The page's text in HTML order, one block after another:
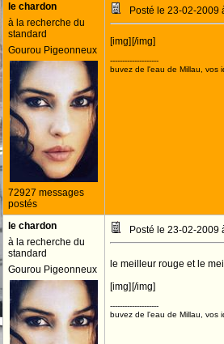
le chardon
à la recherche du
standard
Gourou Pigeonneux
72927 messages
postés
Posté le 23-02-2009
[img] [/img]
--------------------
buvez de l'eau de Millau, vos
le chardon
à la recherche du
standard
Gourou Pigeonneux
Posté le 23-02-2009
le meilleur rouge et le
[img] [/img]
--------------------
buvez de l'eau de Millau, vos